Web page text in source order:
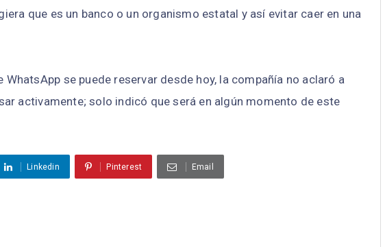
que es un banco o un organismo estatal y así evitar caer en una
WhatsApp se puede reservar desde hoy, la compañía no aclaró a
activamente; solo indicó que será en algún momento de este
Linkedin Pinterest Email